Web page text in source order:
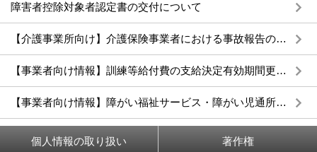
障害者控除対象者認定書の交付について
【介護事業所向け】介護保険事業者における事故報告の取扱いについて
【事業者向け情報】訓練等給付費の支給決定有効期間更新及び暫定支給決定期間経過後のサービス利用継続について
【事業者向け情報】障がい福祉サービス・障がい児通所給付費の過誤申立書について
個人情報の取り扱い 著作権